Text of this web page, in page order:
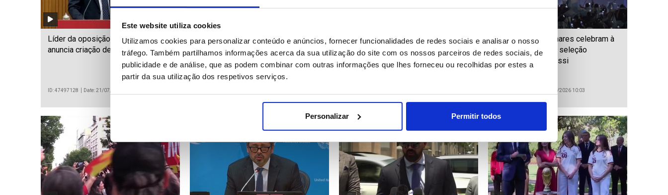
Este website utiliza cookies
Utilizamos cookies para personalizar conteúdo e anúncios, fornecer funcionalidades de redes sociais e analisar o nosso
tráfego. Também partilhamos informações acerca da sua utilização do site com os nossos parceiros de redes sociais, de
publicidade e de análise, que as podem combinar com outras informações que lhes forneceu ou recolhidas por estes a
partir da sua utilização dos respetivos serviços.
Personalizar Permitir todos
Líder da oposição na Turquia
anuncia criação de novo partido
ID: 47497128 Date: 21/07/2026 15:42
Aumentou para dez número de
mortos em desabamento de túnel
no nordeste da Índia
Cinco pessoas morreram ao tentar
salvar nadador em dificuldades num
rio do Ohio
Mundial2026: Milhares celebram à
chuva chegada de seleção
argentina sem Messi
Date: 21/07/2026 10:03